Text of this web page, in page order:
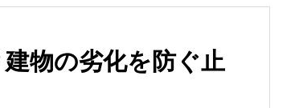
物の劣化を防ぐ止